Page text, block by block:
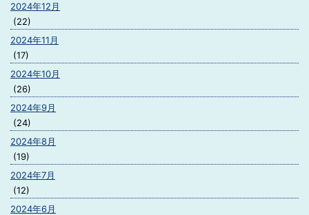
2024年12月
(22)
2024年11月
(17)
2024年10月
(26)
2024年9月
(24)
2024年8月
(19)
2024年7月
(12)
2024年6月